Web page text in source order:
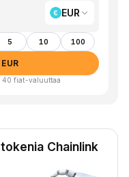
EUR
5 10 100
40 fiat-valuuttaa
Chainlink